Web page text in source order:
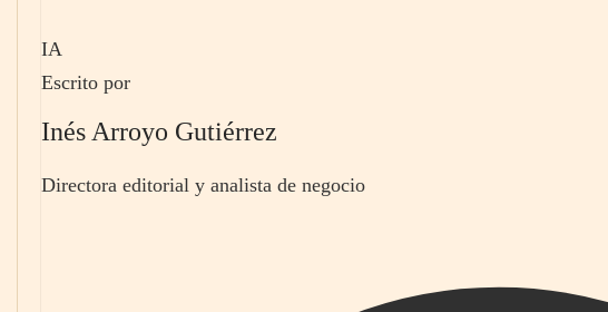
IA
Escrito por
Inés Arroyo Gutiérrez
Directora editorial y analista de negocio